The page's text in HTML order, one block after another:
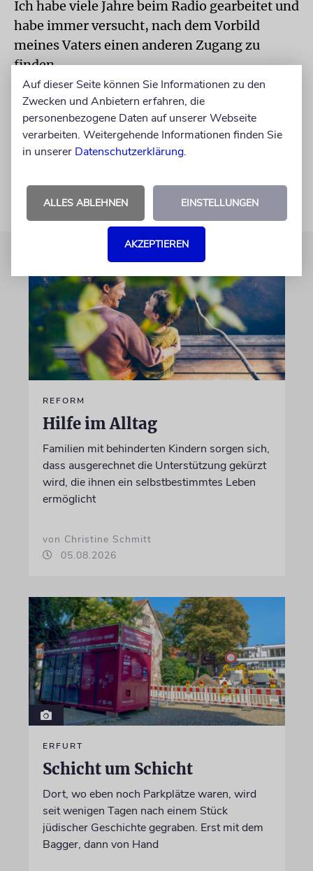
Ich habe viele Jahre beim Radio gearbeitet und
habe immer versucht, nach dem Vorbild
meines Vaters einen anderen Zugang zu
finden.
Mit Nicola Lubitsch sprach Katrin Richter.
Mehr Informationen zu Ernst Lubitschs Werk
unter www.babylonberlin.de
REFORM
Hilfe im Alltag
Familien mit behinderten Kindern sorgen sich,
dass ausgerechnet die Unterstützung gekürzt
wird, die ihnen ein selbstbestimmtes Leben
ermöglicht
von Christine Schmitt
05.08.2026
ERFURT
Schicht um Schicht
Dort, wo eben noch Parkplätze waren, wird
seit wenigen Tagen nach einem Stück
jüdischer Geschichte gegraben. Erst mit dem
Bagger, dann von Hand
Auf dieser Seite können Sie Informationen zu den
Zwecken und Anbietern erfahren, die
personenbezogene Daten auf unserer Webseite
verarbeiten. Weitergehende Informationen finden Sie
in unserer Datenschutzerklärung.
ALLES ABLEHNEN EINSTELLUNGEN
AKZEPTIEREN